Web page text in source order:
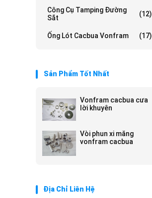
Công Cụ Tamping Đường
Sắt
(12)
Ống Lót Cacbua Vonfram (17)
Sản Phẩm Tốt Nhất
Vonfram cacbua cưa
lời khuyên
Vòi phun xi măng
vonfram cacbua
Địa Chỉ Liên Hệ